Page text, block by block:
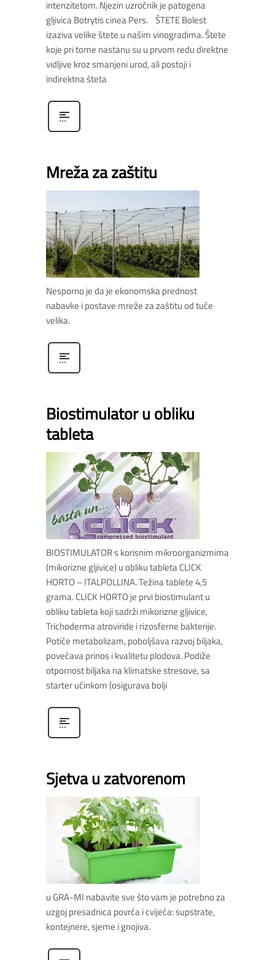
intenzitetom. Njezin uzročnik je patogena
gljivica Botrytis cinea Pers. ŠTETE Bolest
izaziva velike štete u našim vinogradima. Štete
koje pri tome nastanu su u prvom redu direktne
vidljive kroz smanjeni urod, ali postoji i
indirektna šteta
Mreža za zaštitu
Nesporno je da je ekonomska prednost
nabavke i postave mreže za zaštitu od tuče
velika.
Biostimulator u obliku
tableta
BIOSTIMULATOR s korisnim mikroorganizmima
(mikorizne gljivice) u obliku tableta CLICK
HORTO – ITALPOLLINA. Težina tablete 4,5
grama. CLICK HORTO je prvi biostimulant u
obliku tableta koji sadrži mikorizne gljivice,
Trichoderma atroviride i rizosferne bakterije.
Potiče metabolizam, poboljšava razvoj biljaka,
povećava prinos i kvalitetu plodova. Podiže
otpornost biljaka na klimatske stresove, sa
starter učinkom (osigurava bolji
Sjetva u zatvorenom
u GRA-MI nabavite sve što vam je potrebno za
uzgoj presadnica povrća i cvijeća: supstrate,
kontejnere, sjeme i gnojiva.